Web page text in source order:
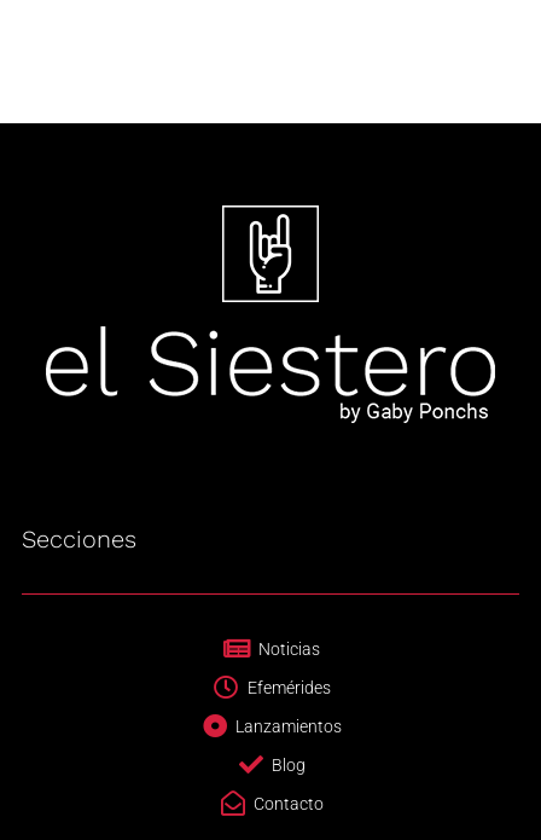
Secciones
Noticias
Efemérides
Lanzamientos
Blog
Contacto